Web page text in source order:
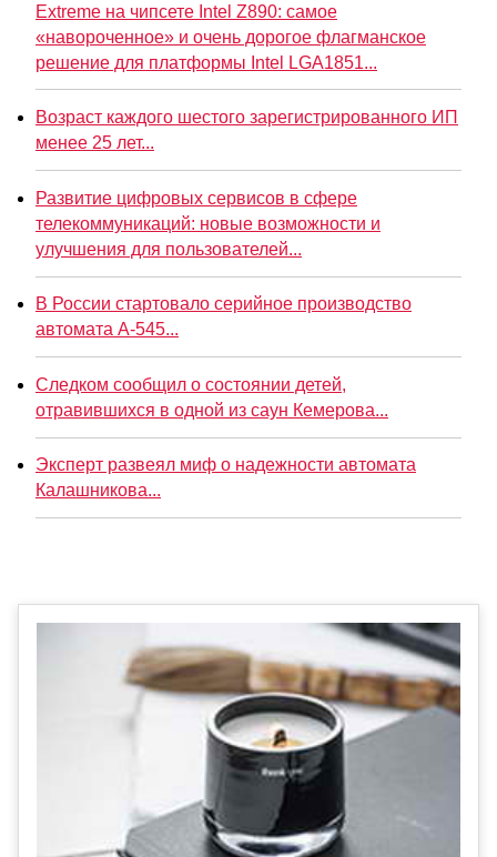
Extreme на чипсете Intel Z890: самое
«навороченное» и очень дорогое флагманское
решение для платформы Intel LGA1851...
Возраст каждого шестого зарегистрированного ИП
менее 25 лет...
Развитие цифровых сервисов в сфере
телекоммуникаций: новые возможности и
улучшения для пользователей...
В России стартовало серийное производство
автомата А-545...
Следком сообщил о состоянии детей,
отравившихся в одной из саун Кемерова...
Эксперт развеял миф о надежности автомата
Калашникова...